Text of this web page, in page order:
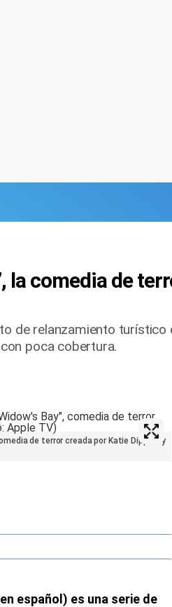
la comedia de
de relanzamiento
poca cobertura.
de terror creada por Katie Dippold y
en español) es una serie de